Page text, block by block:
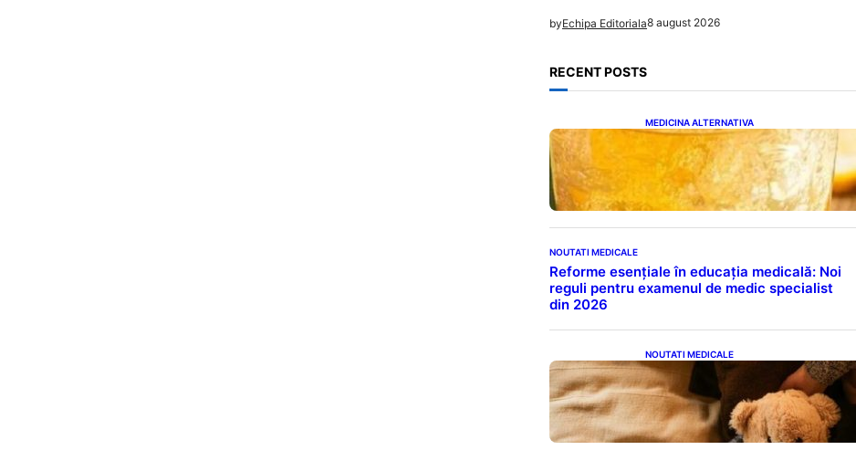
byEchipa Editoriala8 august 2026
RECENT POSTS
MEDICINA ALTERNATIVA
Cele cinci băuturi esențiale
pentru menținerea glicemiei
sub control pe timpul nopții:
Ghidul specialistului
NOUTATI MEDICALE
Reforme esențiale în educația medicală: Noi
reguli pentru examenul de medic specialist
din 2026
NOUTATI MEDICALE
Somnul Sănătos: Câte Ore
Trebuie Să Dormi în Funcție de
Vârstă și Impactul Asupra
Sănătății